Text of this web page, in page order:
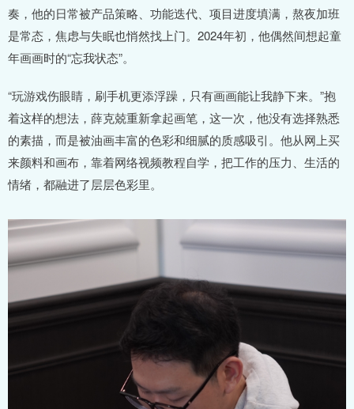
奏，他的日常被产品策略、功能迭代、项目进度填满，熬夜加班
是常态，焦虑与失眠也悄然找上门。2024年初，他偶然间想起童
年画画时的“忘我状态”。
“玩游戏伤眼睛，刷手机更添浮躁，只有画画能让我静下来。”抱
着这样的想法，薛克兢重新拿起画笔，这一次，他没有选择熟悉
的素描，而是被油画丰富的色彩和细腻的质感吸引。他从网上买
来颜料和画布，靠着网络视频教程自学，把工作的压力、生活的
情绪，都融进了层层色彩里。